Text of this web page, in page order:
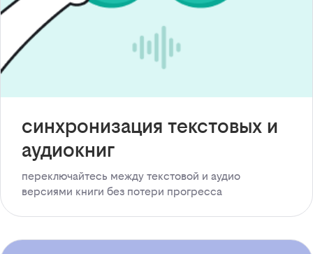
синхронизация текстовых и
аудиокниг
переключайтесь между текстовой и аудио
версиями книги без потери прогресса